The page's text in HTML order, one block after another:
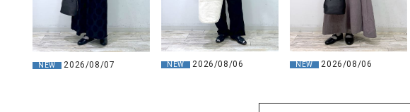
NEW 2026/08/07 NEW 2026/08/06 NEW 2026/08/06